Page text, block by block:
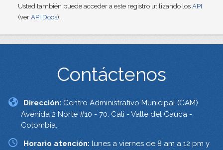
Usted también puede acceder a este registro utilizando los API
(ver API Docs).
Contáctenos
Dirección: Centro Administrativo Municipal (CAM)
Avenida 2 Norte #10 - 70. Cali - Valle del Cauca -
Colombia.
Horario atención: lunes a viernes de 8 am a 12 pm y